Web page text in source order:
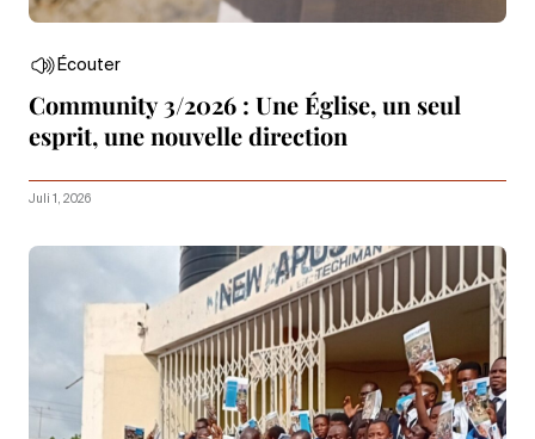
Écouter
Community 3/2026 : Une Église, un seul
esprit, une nouvelle direction
Juli 1, 2026